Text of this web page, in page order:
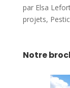
par Elsa
projets,
Notre